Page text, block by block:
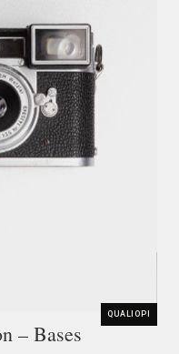
QUALIOPI
– Bases